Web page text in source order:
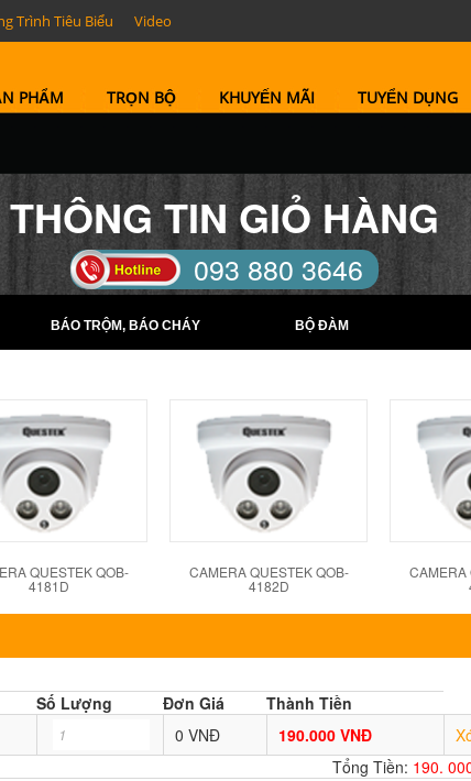
Trình Tiêu Biểu Video
PHẨM TRỌN BỘ KHUYẾN MÃI TUYỂN DỤNG
THÔNG TIN GIỎ HÀNG
093 880 3646
TELL: (0274) 6569422 -
(0274) 6569423
BÁO TRỘM, BÁO CHÁY BỘ ĐÀM
QUESTEK QOB-
4181D
CAMERA QUESTEK QOB-
4182D
CAMERA
Số Lượng Đơn Giá
Thành Tiền
0 VNĐ 190.000 VNĐ
Tổng Tiền: 190.